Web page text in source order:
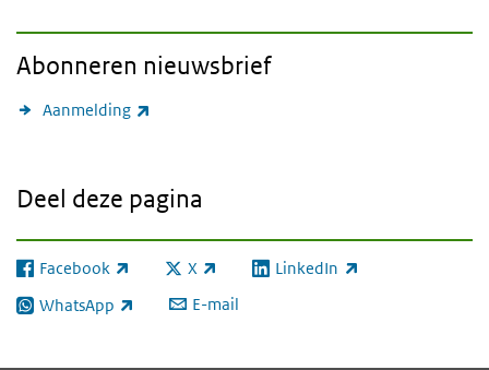
Abonneren nieuwsbrief
Aanmelding
Deel deze pagina
Facebook
(externe link) X
(externe link) LinkedIn
(externe link)
WhatsApp
(externe link) E-mail